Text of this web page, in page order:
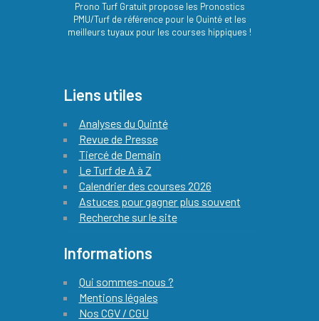
Prono Turf Gratuit propose les Pronostics
PMU/Turf de référence pour le Quinté et les
meilleurs tuyaux pour les courses hippiques !
Liens utiles
Analyses du Quinté
Revue de Presse
Tiercé de Demain
Le Turf de A à Z
Calendrier des courses 2026
Astuces pour gagner plus souvent
Recherche sur le site
Informations
Qui sommes-nous ?
Mentions légales
Nos CGV / CGU